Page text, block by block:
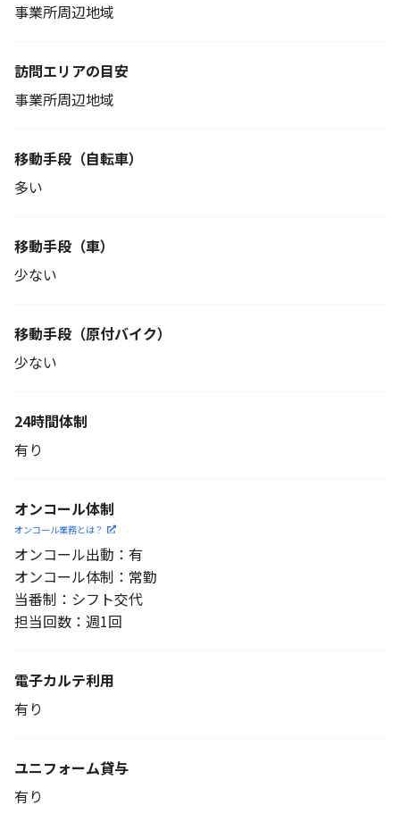
事業所周辺地域
訪問エリアの目安
事業所周辺地域
移動手段 （自転車）
多い
移動手段（車）
少ない
移動手段 （原付バイク）
少ない
24時間体制
有り
オンコール体制
オンコール業務とは？
オンコール出動：有
オンコール体制：常勤
当番制：シフト交代
担当回数：週1回
電子カルテ利用
有り
ユニフォーム貸与
有り